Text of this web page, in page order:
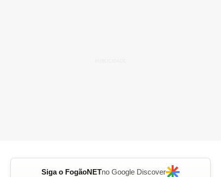
Siga o FogãoNETno Google Discover